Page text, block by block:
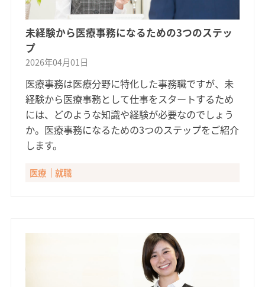
未経験から医療事務になるための3つのステッ
プ
2026年04月01日
医療事務は医療分野に特化した事務職ですが、未
経験から医療事務として仕事をスタートするため
には、どのような知識や経験が必要なのでしょう
か。医療事務になるための3つのステップをご紹介
します。
医療 就職